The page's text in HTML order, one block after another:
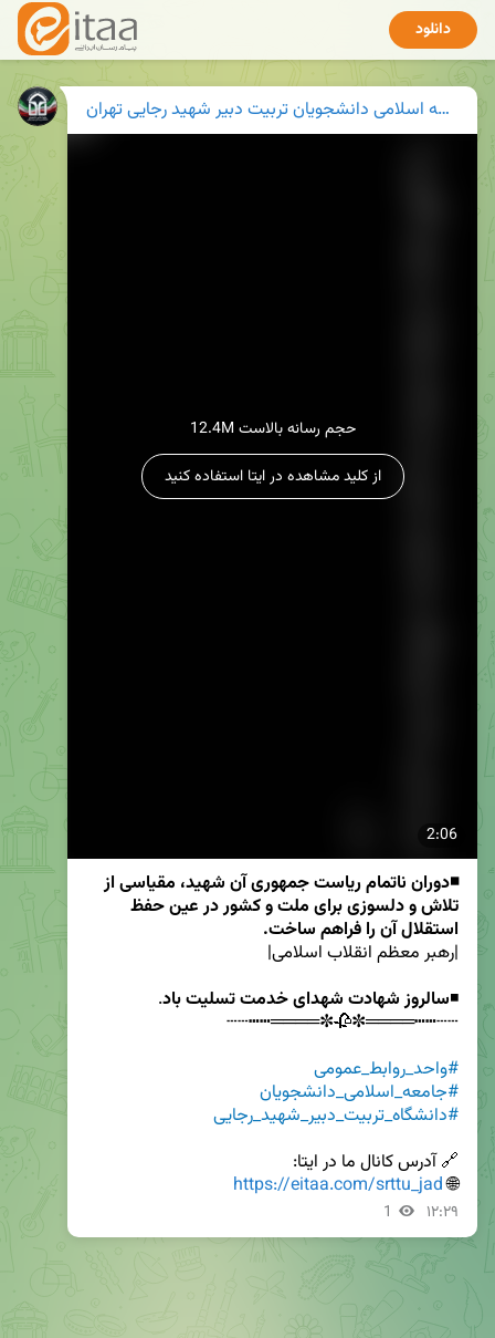
دانلود